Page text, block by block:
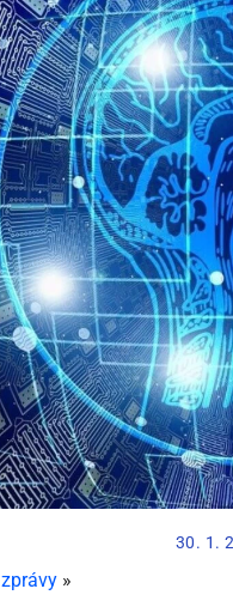
30. 1.
»